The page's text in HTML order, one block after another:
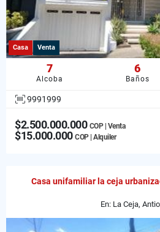
Casa Venta
7
Alcoba
6
Baños
9991999
$2.500.000.000 COP | Venta
$15.000.000 COP | Alquiler
Casa unifamiliar la ceja
En: La Ceja,